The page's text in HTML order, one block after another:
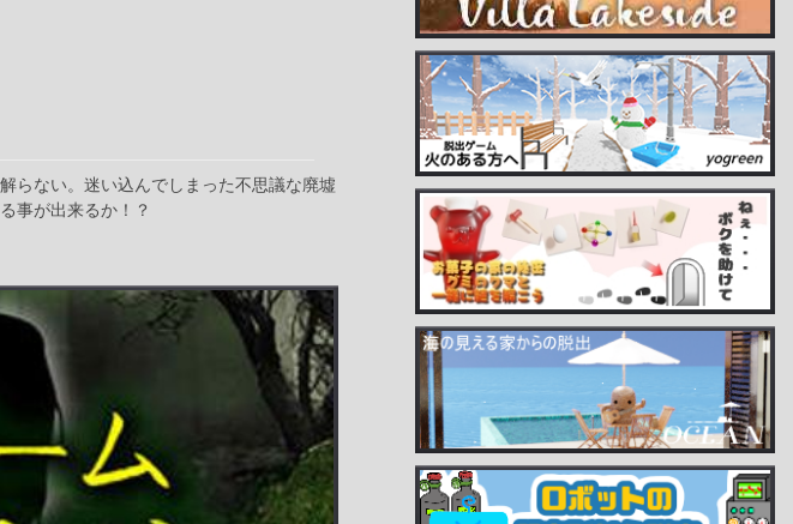
らない。迷い込んでしまった不思議な廃墟
事が出来るか！？